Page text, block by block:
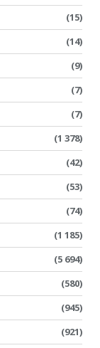
(15)
(14)
(9)
(7)
(7)
(1 378)
(42)
(53)
(74)
(1 185)
(5 694)
(580)
(945)
(921)